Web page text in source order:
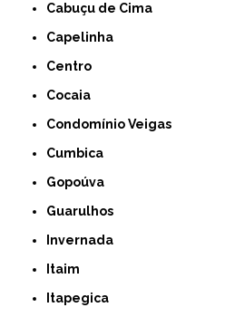
Cabuçu de Cima
Capelinha
Centro
Cocaia
Condomínio Veigas
Cumbica
Gopoúva
Guarulhos
Invernada
Itaim
Itapegica